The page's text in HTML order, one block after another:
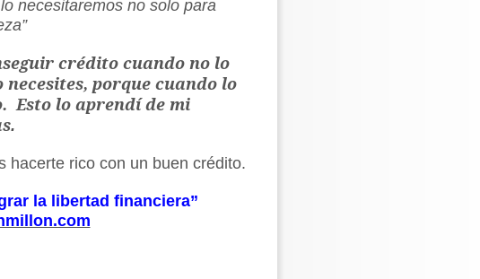
necesitaremos no solo para
crédito cuando no lo
porque cuando lo
Esto lo aprendí de mi
.
hacerte rico con un buen crédito.
la libertad financiera”